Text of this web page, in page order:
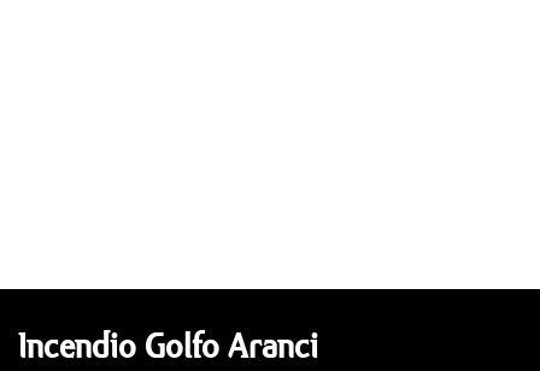
Incendio Golfo Aranci